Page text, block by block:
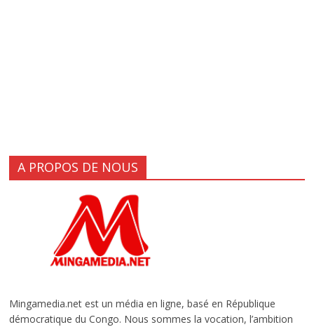
A PROPOS DE NOUS
Mingamedia.net est un média en ligne, basé en République
démocratique du Congo. Nous sommes la vocation, l’ambition